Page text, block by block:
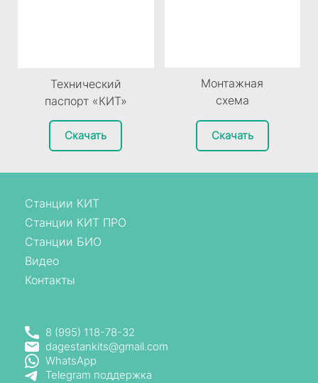
Технический
паспорт «КИТ»
Скачать
Монтажная
схема
Скачать
Станции КИТ
Станции КИТ ПРО
Станции БИО
Видео
Контакты
8 (995) 118-78-32
dagestankits@gmail.com
WhatsApp
Telegram поддержка